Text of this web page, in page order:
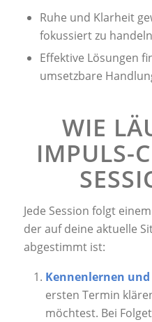
Ruhe und Klarheit
fokussiert zu
Effektive Lösungen
umsetzbare
WIE
IMPULS-
Jede Session folgt
der auf deine aktuelle
abgestimmt ist:
Kennenlernen
ersten Termin
möchtest. Bei